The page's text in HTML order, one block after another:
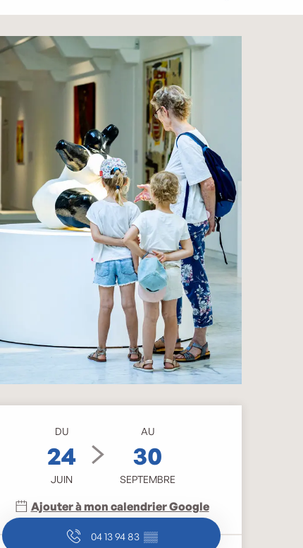
Ouverture et
DU
24
JUIN
AU
30
SEPTEMBRE
Ajouter à mon calendrier Google
04 13 94 83 ▒▒